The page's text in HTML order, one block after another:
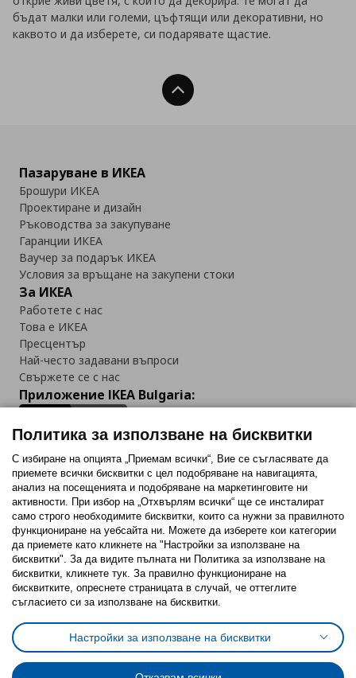
бъдат малки или големи, цъфтящи или декоративни, но
каквото и да изберете, си подарявате щастие.
Нагоре
Пазаруване в ИКЕА
Брошури ИКЕА
Проектиране и дизайн
Ръководства за закупуване
Гаранции ИКЕА
Ваучер за подарък ИКЕА
Условия за връщане на закупени стоки
За ИКЕА
Работете с нас
Това е ИКЕА
Пресцентър
Най-често задавани въпроси
Свържете се с нас
Приложение IKEA Bulgaria:
Последвайте ни:
FacebookTwitterYoutubePinterestInstagram
Политика за използване на бисквитки (Cookies)
Избор на настройки за използване на бисквитки
Условия за ползване на ikea.bgОбща политика за личните данни
Политика за защита на личните данни на ikea.bg
Общи условия на програма IKEA Family
Политика за използване на бисквитки
С избиране на опцията „Приемам всички“, Вие се съгласявате да
приемете всички бисквитки с цел подобряване на навигацията,
анализ на посещенията и подобряване на маркетинговите ни
активности. При избор на „Отхвърлям всички“ ще се инсталират
само строго необходимитe бисквитки, които са нужни за правилното
функциониране на уебсайта ни. Можете да изберете кои категории
да приемете като кликнете на "Настройки за използване на
бисквитки". За да видите пълната ни Политика за използване на
бисквитки, кликнете тук. За правилно функциониране на
бисквитките, опреснете страницата в случай, че оттеглите
съгласието си за използване на бисквитки.
Настройки за използване на бисквитки